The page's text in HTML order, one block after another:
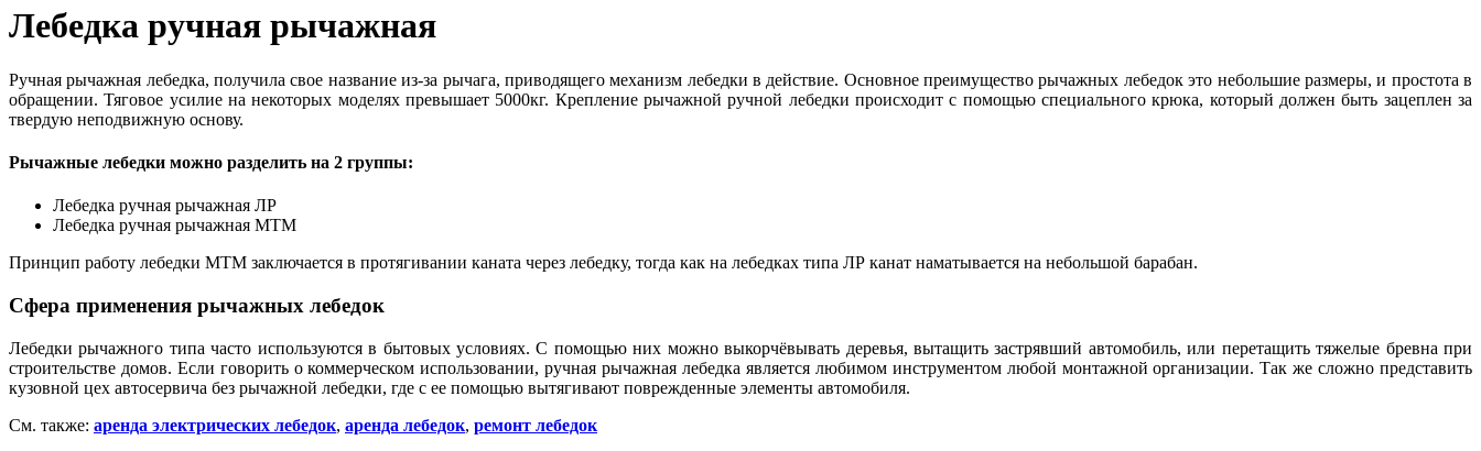
Лебедка ручная рычажная
Ручная рычажная лебедка, получила свое название из-за рычага, приводящего механизм лебедки в действие. Основное преимущество рычажных лебедок это небольшие размеры, и простота в
обращении. Тяговое усилие на некоторых моделях превышает 5000кг. Крепление рычажной ручной лебедки происходит с помощью специального крюка, который должен быть зацеплен за
твердую неподвижную основу.
Рычажные лебедки можно разделить на 2 группы:
Лебедка ручная рычажная ЛР
Лебедка ручная рычажная МТМ
Принцип работу лебедки МТМ заключается в протягивании каната через лебедку, тогда как на лебедках типа ЛР канат наматывается на небольшой барабан.
Сфера применения рычажных лебедок
Лебедки рычажного типа часто используются в бытовых условиях. С помощью них можно выкорчёвывать деревья, вытащить застрявший автомобиль, или перетащить тяжелые бревна при
строительстве домов. Если говорить о коммерческом использовании, ручная рычажная лебедка является любимом инструментом любой монтажной организации. Так же сложно представить
кузовной цех автосервича без рычажной лебедки, где с ее помощью вытягивают поврежденные элементы автомобиля.
См. также: аренда электрических лебедок, аренда лебедок, ремонт лебедок